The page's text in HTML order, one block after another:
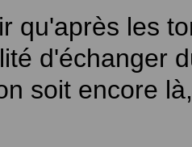
qu'après les
d'échanger
soit encore